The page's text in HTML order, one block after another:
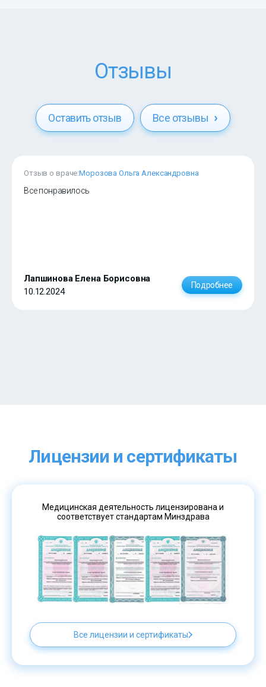
Отзывы
Оставить отзыв Все отзывы
Отзыв о враче:Морозова Ольга Александровна
Все понравилось
Лапшинова Елена Борисовна
10.12.2024
Подробнее
Лицензии и сертификаты
Медицинская деятельность лицензирована и
соответствует стандартам Минздрава
Все лицензии и сертификаты